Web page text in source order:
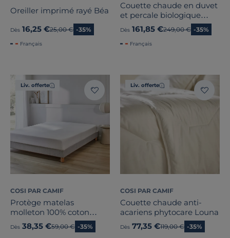
Oreiller imprimé rayé Béa
Dès 16,25 €Ancien prix
25,00 € -35%
Français
Couette chaude en duvet
et percale biologique
Camélia
Dès 161,85 €Ancien prix
249,00 € -35%
Français
Liv. offerte
COSI PAR CAMIF
Protège matelas
molleton 100% coton
bonnet 30 cm Firmin
Dès 38,35 €Ancien prix
59,00 € -35%
Liv. offerte
COSI PAR CAMIF
Couette chaude anti-
acariens phytocare Louna
Dès 77,35 €Ancien prix
119,00 € -35%